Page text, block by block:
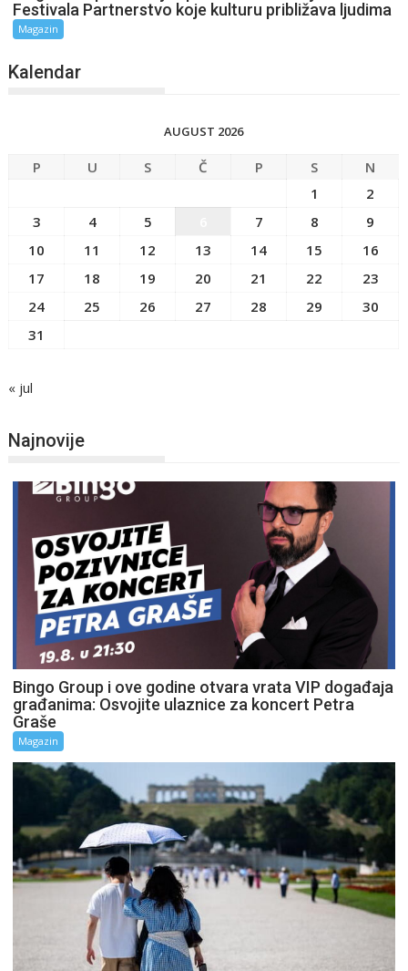
Festivala Partnerstvo koje kulturu približava ljudima
Magazin
Kalendar
AUGUST 2026
P U S Č P S
N
1
2
3
4 5 7 8
9
10
11 12 13 14 15
16
17
18 19 20 21 22
23
24
25 26 27 28 29
30
31
« jul
Najnovije
Bingo Group i ove godine otvara vrata VIP događaja
građanima: Osvojite ulaznice za koncert Petra
Graše
Magazin